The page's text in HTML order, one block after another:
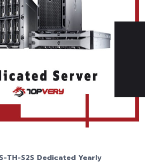
TH-S2S Dedicated Yearly